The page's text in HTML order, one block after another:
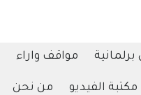
مواقف واراء
مكتبة الفيديو من نحن